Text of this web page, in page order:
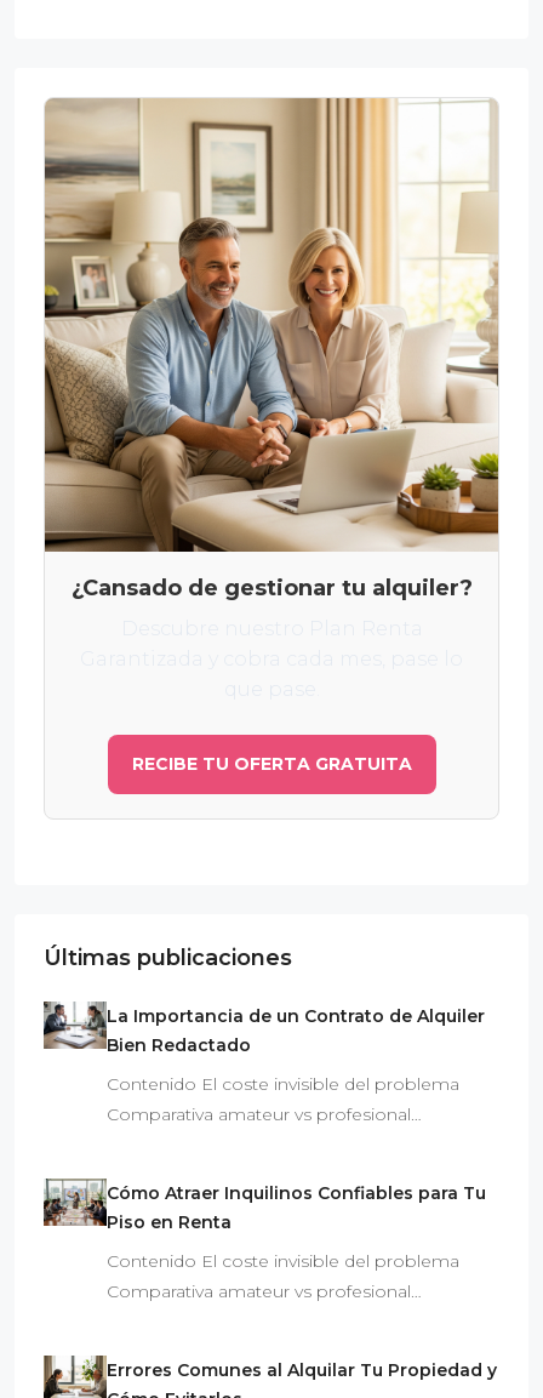
¿Cansado de gestionar tu alquiler?
RECIBE TU OFERTA GRATUITA
Últimas publicaciones
La Importancia de un Contrato de Alquiler
Bien Redactado
Contenido El coste invisible del problema
Comparativa amateur vs profesional…
Cómo Atraer Inquilinos Confiables para Tu
Piso en Renta
Contenido El coste invisible del problema
Comparativa amateur vs profesional…
Errores Comunes al Alquilar Tu Propiedad y